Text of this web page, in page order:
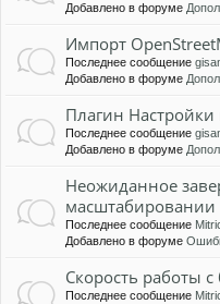
Добавлено в форуме
Импорт
Последнее сообщение
Добавлено в форуме
Плагин Настройки
Последнее сообщение
Добавлено в форуме
Неожиданное
масштабировании
Последнее сообщение
Добавлено в форуме
Скорость работы
Последнее сообщение